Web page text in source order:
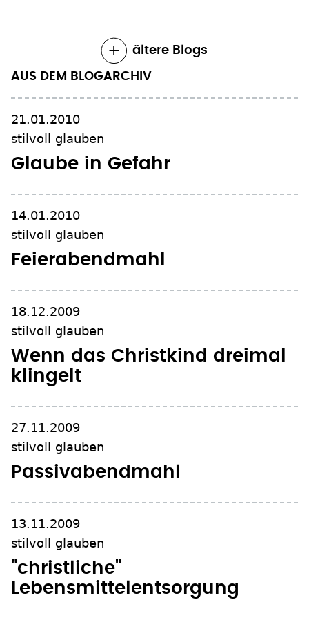
ältere Blogs
AUS DEM BLOGARCHIV
21.01.2010
stilvoll glauben
Glaube in Gefahr
14.01.2010
stilvoll glauben
Feierabendmahl
18.12.2009
stilvoll glauben
Wenn das Christkind dreimal
klingelt
27.11.2009
stilvoll glauben
Passivabendmahl
13.11.2009
stilvoll glauben
"christliche"
Lebensmittelentsorgung